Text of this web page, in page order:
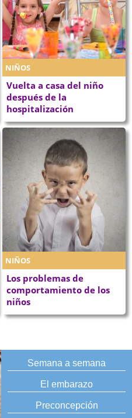
NIÑOS
Vuelta a casa del niño
después de la
hospitalización
NIÑOS
Los problemas de
comportamiento de los
niños
Semana a semana
El embarazo
Preconcepción